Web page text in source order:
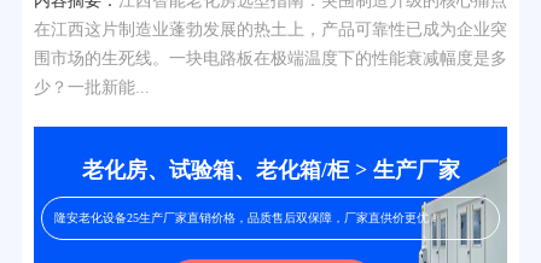
在江西这片制造业蓬勃发展的热土上，产品可靠性已成为企业突
围市场的生死线。一块电路板在极端温度下的性能衰减幅度是多
少？一批新能...
老化房、试验箱、老化箱/柜 > 生产厂家
隆安老化设备25生产厂家直销价格，品质售后双保障，厂家直供价更优！